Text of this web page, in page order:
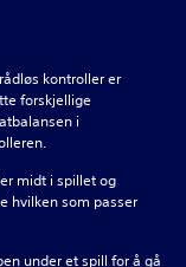
kontroller er
forskjellige
i
midt i spillet og
hvilken som passer
under et spill for å gå